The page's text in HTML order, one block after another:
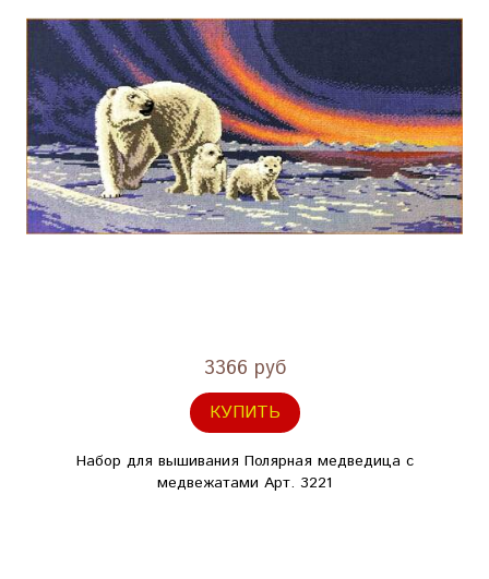
3366 руб
КУПИТЬ
Набор для вышивания Полярная медведица с
медвежатами Арт. 3221